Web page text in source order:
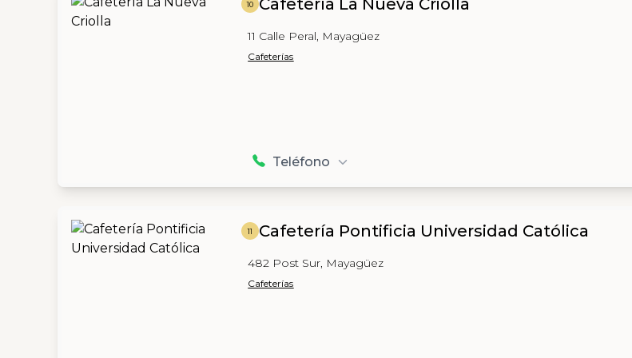
10 Cafetería La Nueva Criolla
11 Calle Peral, Mayagüez
Cafeterías
Teléfono
11 Cafetería Pontificia Universidad Católica
482 Post Sur, Mayagüez
Cafeterías